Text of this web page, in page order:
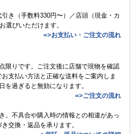
き（手数料330円〜）／店頭（現金・カ
選びいただけます。
=>お支払い・ご注文の流れ
限りです。ご注文後に店舗で現物を確認
支払い方法と正確な送料をご案内しま
を過ぎると無効になります。
=>ご注文の流れ
。不具合や購入時の情報との相違があっ
交換・返品を承ります。